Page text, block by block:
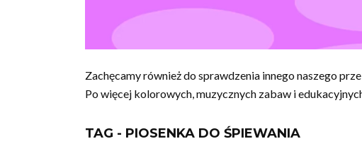
Zachęcamy również do sprawdzenia innego naszego
Po więcej kolorowych, muzycznych zabaw i
TAG - PIOSENKA DO ŚPIEWANIA